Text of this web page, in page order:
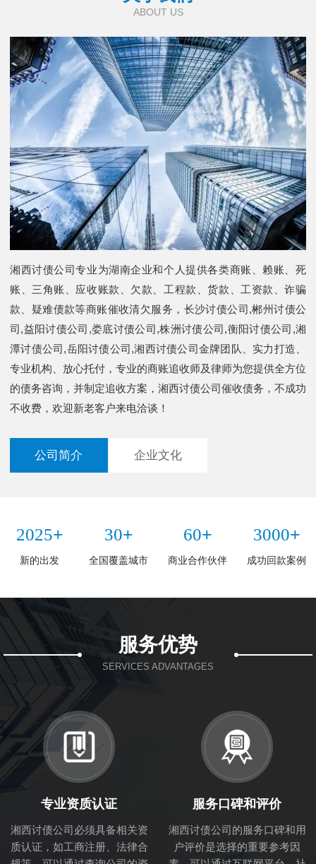
ABOUT US
湘西讨债公司专业为湖南企业和个人提供各类商账、赖账、死
账、三角账、应收账款、欠款、工程款、货款、工资款、诈骗
款、疑难债款等商账催收清欠服务，长沙讨债公司,郴州讨债公
司,益阳讨债公司,娄底讨债公司,株洲讨债公司,衡阳讨债公司,湘
潭讨债公司,岳阳讨债公司,湘西讨债公司金牌团队、实力打造、
专业机构、放心托付，专业的商账追收师及律师为您提供全方位
的债务咨询，并制定追收方案，湘西讨债公司催收债务，不成功
不收费，欢迎新老客户来电洽谈！
公司简介 企业文化
2025+
新的出发
30+
全国覆盖城市
60+
商业合作伙伴
3000+
成功回款案例
服务优势
SERVICES ADVANTAGES
专业资质认证
湘西讨债公司必须具备相关资
质认证，如工商注册、法律合
服务口碑和评价
湘西讨债公司的服务口碑和用
户评价是选择的重要参考因